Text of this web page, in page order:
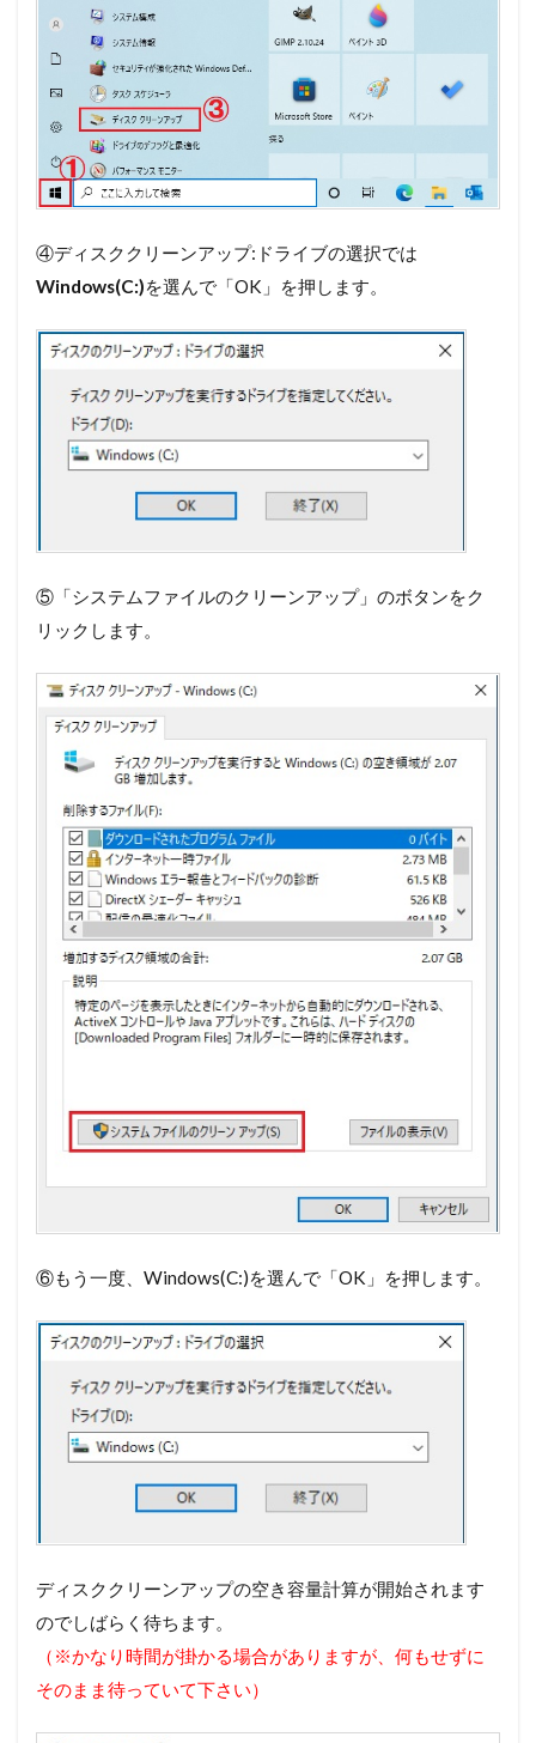
④ディスククリーンアップ:ドライブの選択では
Windows(C:)を選んで「OK」を押します。
⑤「システムファイルのクリーンアップ」のボタンをク
リックします。
⑥もう一度、Windows(C:)を選んで「OK」を押します。
ディスククリーンアップの空き容量計算が開始されます
のでしばらく待ちます。
（※かなり時間が掛かる場合がありますが、何もせずに
そのまま待っていて下さい）